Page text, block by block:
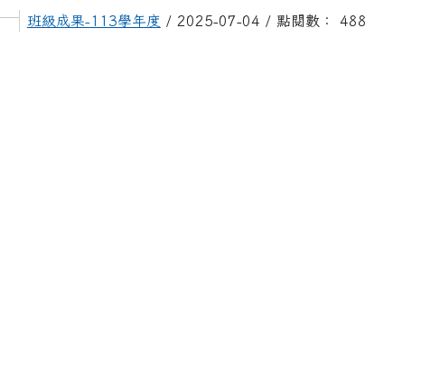
班級成果-113學年度 / 2025-07-04 / 點閱數： 488